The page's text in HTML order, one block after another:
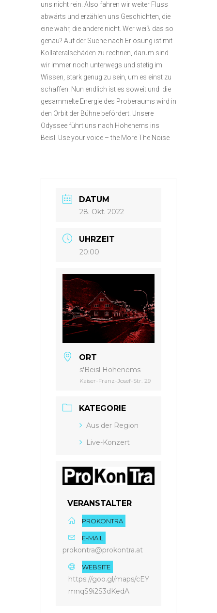
uns nicht rein. Also fahren wir weiter Fluss
abwärts und erzählen uns Geschichten, die
eine wahr, die andere nicht. Wer weiß das so
genau? Auf der Suche nach Erlösung ist mit
Kollateralschäden zu rechnen, darum sind
wir immer noch unterwegs und stetig im
Wissen, stark genug zu sein, um es einst zu
schaffen. Nun endlich ist es soweit und die
gesammelte Energie des Proberaums wird in
den Orbit der Bühne befördert. Unsere
Odyssee führt uns nach Hohenems ins
Beisl. Use your voice – the More The Noise
DATUM
28. Okt. 2022
UHRZEIT
20:00
ORT
s'Beisl Hohenems
Kaiser-Franz-Josef-Str. 29
KATEGORIE
Aus der Region
Live-Konzert
VERANSTALTER
PROKONTRA
E-MAIL
prokontra@prokontra.at
WEBSITE
https://goo.gl/maps/cEY
mnqS9i2S3dKedA